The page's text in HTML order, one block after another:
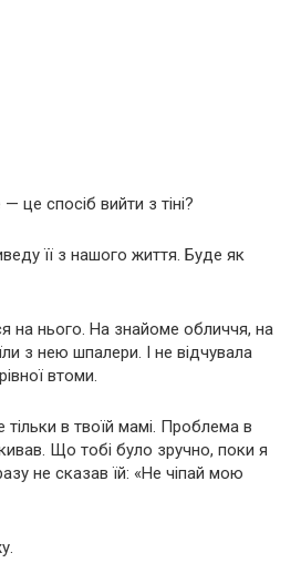
це спосіб вийти з тіні?
її з нашого життя. Буде як
на нього. На знайоме обличчя, на
з нею шпалери. І не відчувала
втоми.
в твоїй мамі. Проблема в
Що тобі було зручно, поки я
не сказав їй: «Не чіпай мою